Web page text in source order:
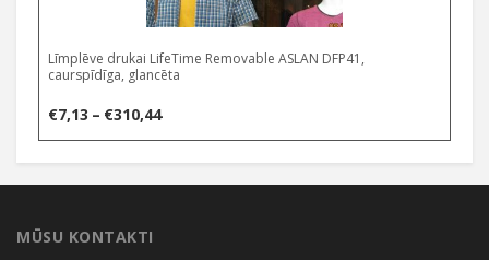
Līmplēve drukai LifeTime Removable ASLAN DFP41,
caurspīdīga, glancēta
€7,13 – €310,44Price
range:
MŪSU KONTAKTI